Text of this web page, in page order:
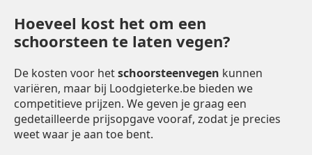
Hoeveel kost het om een
schoorsteen te laten vegen?
De kosten voor hetschoorsteenvegen kunnen
variëren, maar bij Loodgieterke.be bieden we
competitieve prijzen. We geven je graag een
gedetailleerde prijsopgave vooraf, zodat je precies
weet waar je aan toe bent.